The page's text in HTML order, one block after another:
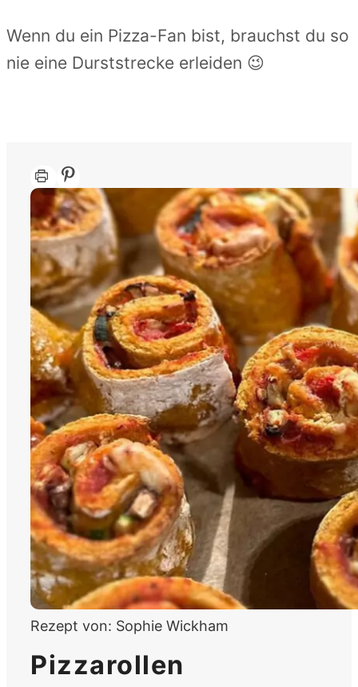
Wenn du ein Pizza-Fan bist, brauchst du so
nie eine Durststrecke erleiden 😉
Rezept von: Sophie Wickham
Pizzarollen